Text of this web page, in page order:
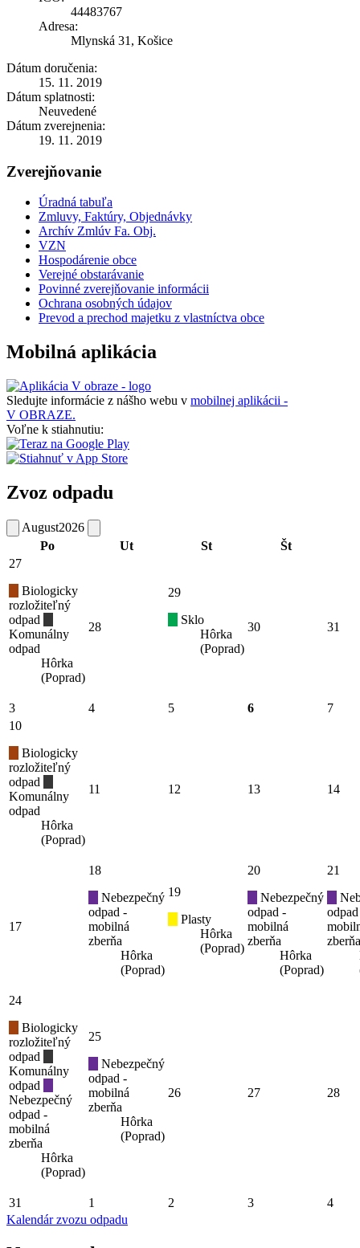
44483767
Adresa:
Mlynská 31, Košice
Dátum doručenia:
15. 11. 2019
Dátum splatnosti:
Neuvedené
Dátum zverejnenia:
19. 11. 2019
Zverejňovanie
Úradná tabuľa
Zmluvy, Faktúry, Objednávky
Archív Zmlúv Fa. Obj.
VZN
Hospodárenie obce
Verejné obstarávanie
Povinné zverejňovanie informácii
Ochrana osobných údajov
Prevod a prechod majetku z vlastníctva obce
Mobilná aplikácia
Sledujte informácie z nášho webu v mobilnej aplikácii -
V OBRAZE.
Voľne k stiahnutiu:
Zvoz odpadu
August2026
Po
Ut St Št
27
Biologicky
rozložiteľný
odpad
Komunálny
odpad
Hôrka
(Poprad)
28
29
Sklo
Hôrka
(Poprad)
30 31
3 4 5 6
7
10
Biologicky
rozložiteľný
odpad
Komunálny
odpad
Hôrka
(Poprad)
11 12 13 14
17
18
Nebezpečný
odpad -
mobilná
zberňa
Hôrka
(Poprad)
19
Plasty
Hôrka
(Poprad)
20
Nebezpečný
odpad -
mobilná
zberňa
Hôrka
(Poprad)
21
zberňa
24
Biologicky
rozložiteľný
odpad
Komunálny
odpad
Nebezpečný
odpad -
mobilná
zberňa
Hôrka
(Poprad)
25
Nebezpečný
odpad -
mobilná
zberňa
Hôrka
(Poprad)
26 27 28
31 1 2 3
4
Kalendár zvozu odpadu